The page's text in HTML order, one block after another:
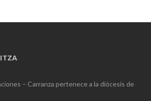
– Carranza pertenece a la diócesis de